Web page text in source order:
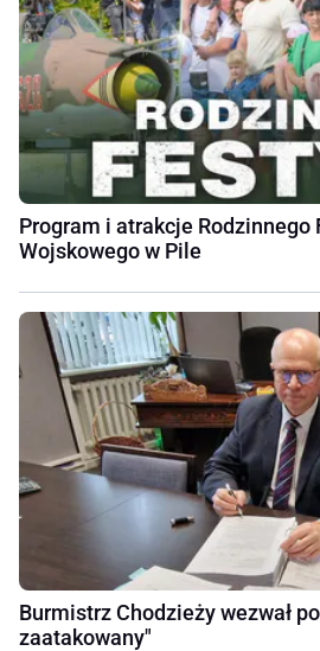
Program i atrakcje Rodzinnego
Wojskowego w Pile
Burmistrz Chodzieży wezwał
zaatakowany"